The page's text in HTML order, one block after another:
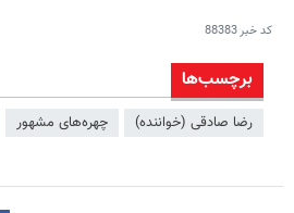
کد خبر88383
برچسب‌ها
رضا صادقی (خواننده) چهره‌های مشهور